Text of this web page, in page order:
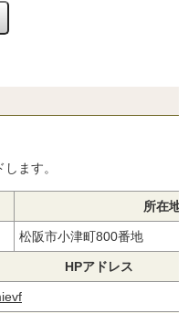
ます。
所在地
松阪市小津町800番地
HPアドレス